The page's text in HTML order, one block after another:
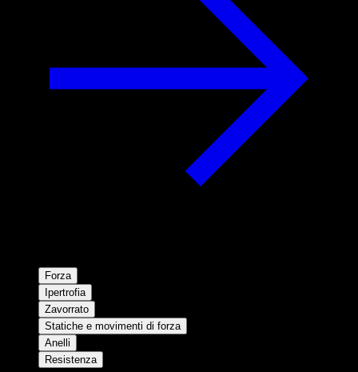
Forza
Ipertrofia
Zavorrato
Statiche e movimenti di forza
Anelli
Resistenza